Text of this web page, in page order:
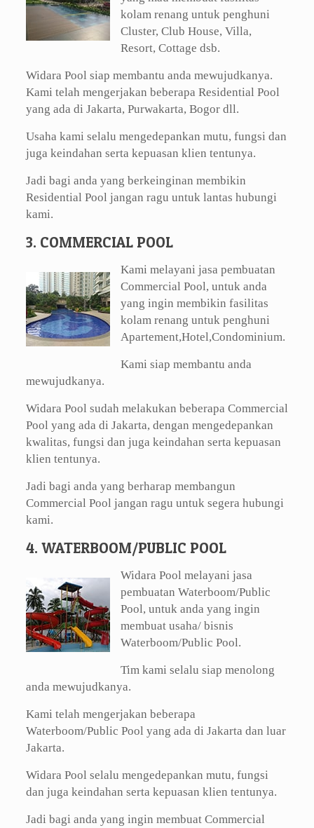
kolam renang untuk penghuni
Cluster, Club House, Villa,
Resort, Cottage dsb.
Widara Pool siap membantu anda mewujudkanya.
Kami telah mengerjakan beberapa Residential Pool
yang ada di Jakarta, Purwakarta, Bogor dll.
Usaha kami selalu mengedepankan mutu, fungsi dan
juga keindahan serta kepuasan klien tentunya.
Jadi bagi anda yang berkeinginan membikin
Residential Pool jangan ragu untuk lantas hubungi
kami.
3. COMMERCIAL POOL
Kami melayani jasa pembuatan
Commercial Pool, untuk anda
yang ingin membikin fasilitas
kolam renang untuk penghuni
Apartement,Hotel,Condominium.
Kami siap membantu anda
mewujudkanya.
Widara Pool sudah melakukan beberapa Commercial
Pool yang ada di Jakarta, dengan mengedepankan
kwalitas, fungsi dan juga keindahan serta kepuasan
klien tentunya.
Jadi bagi anda yang berharap membangun
Commercial Pool jangan ragu untuk segera hubungi
kami.
4. WATERBOOM/PUBLIC POOL
Widara Pool melayani jasa
pembuatan Waterboom/Public
Pool, untuk anda yang ingin
membuat usaha/ bisnis
Waterboom/Public Pool.
Tim kami selalu siap menolong
anda mewujudkanya.
Kami telah mengerjakan beberapa
Waterboom/Public Pool yang ada di Jakarta dan luar
Jakarta.
Widara Pool selalu mengedepankan mutu, fungsi
dan juga keindahan serta kepuasan klien tentunya.
Jadi bagi anda yang ingin membuat Commercial